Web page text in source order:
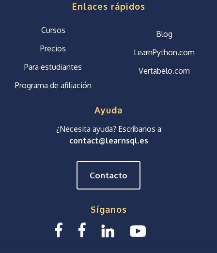
Enlaces rápidos
Cursos
Precios
Para estudiantes
Programa de afiliación
Blog
LearnPython.com
Vertabelo.com
Ayuda
¿Necesita ayuda? Escríbanos a
contact@learnsql.es
Contacto
Síganos